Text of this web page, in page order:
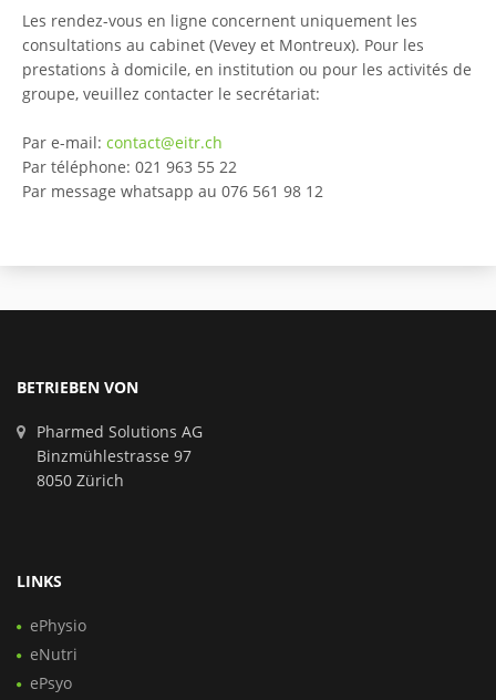
Les rendez-vous en ligne concernent uniquement les
consultations au cabinet (Vevey et Montreux). Pour les
prestations à domicile, en institution ou pour les activités de
groupe, veuillez contacter le secrétariat:
Par e-mail: contact@eitr.ch
Par téléphone: 021 963 55 22
Par message whatsapp au 076 561 98 12
BETRIEBEN VON
Pharmed Solutions AG
Binzmühlestrasse 97
8050 Zürich
LINKS
ePhysio
eNutri
ePsyo